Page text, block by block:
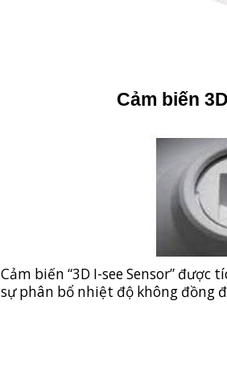
Cảm biến
Cảm biến “3D I-see Sensor”
sự phân bổ nhiệt độ không đồng